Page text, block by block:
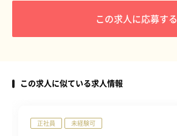
この求人に応募する
この求人に似ている求人情報
正社員 未経験可